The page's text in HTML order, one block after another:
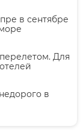
в сентябре
Для
в